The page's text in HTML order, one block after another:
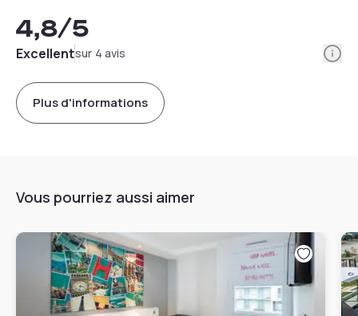
4,8/5
Excellentsur 4 avis
Plus d'informations
Vous pourriez aussi aimer